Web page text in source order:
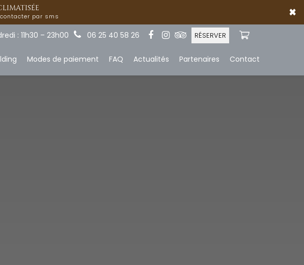
par sms ×
: 11h30 – 23h00 06 25 40 58 26 RÉSERVER
Modes de paiement FAQ Actualités Partenaires Contact